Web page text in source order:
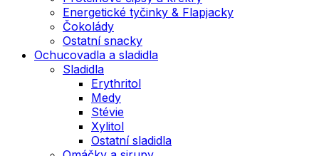
Energetické tyčinky & Flapjacky
Čokolády
Ostatní snacky
Ochucovadla a sladidla
Sladidla
Erythritol
Medy
Stévie
Xylitol
Ostatní sladidla